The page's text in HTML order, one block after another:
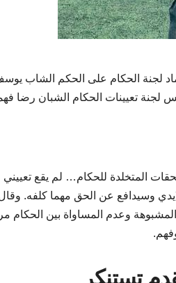
لجنة الحكام على الحكم الشاب
تعيينات الحكام الشبان رضا
المتخلدة للحكام… لم يقع
وسيدافع عن الحق مهما كلفه.
المشبوهة وعدم المساواة بين